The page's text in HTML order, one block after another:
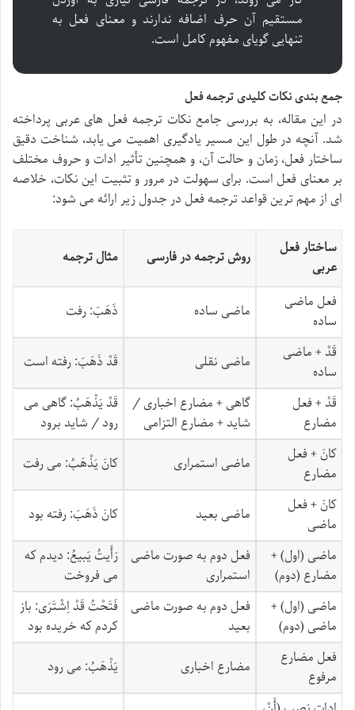
مستقیم آن حرف اضافه ندارند و معنای فعل به
تنهایی گویای مفهوم کامل است.
جمع بندی نکات کلیدی ترجمه فعل
در این مقاله، به بررسی جامع نکات ترجمه فعل های عربی پرداخته
شد. آنچه در طول این مسیر یادگیری اهمیت می یابد، شناخت دقیق
ساختار فعل، زمان و حالت آن، و همچنین تأثیر ادات و حروف مختلف
بر معنای فعل است. برای سهولت در مرور و تثبیت این نکات، خلاصه
ای از مهم ترین قواعد ترجمه فعل در جدول زیر ارائه می شود:
ساختار فعل
عربی
روش ترجمه در فارسی مثال ترجمه
فعل ماضی
ساده
ماضی ساده ذَهَبَ: رفت
قَدْ+ ماضی
ساده
ماضی نقلی قَدْ ذَهَبَ: رفته است
قَدْ+ فعل
مضارع
گاهی + مضارع اخباری /
شاید + مضارع التزامی
قَدْ یَذْهَبُ: گاهی می
رود / شاید برود
کانَ+ فعل
مضارع
ماضی استمراری کانَ یَذْهَبُ: می رفت
کانَ+ فعل
ماضی
ماضی بعید کانَ ذَهَبَ: رفته بود
ماضی (اول) +
مضارع (دوم)
فعل دوم به صورت ماضی
استمراری
رَأَیتُ یَبیعُ: دیدم که
می فروخت
ماضی (اول) +
ماضی (دوم)
فعل دوم به صورت ماضی
بعید
فَتَحْتُ قَدْ اِشْتَرَی: باز
کردم که خریده بود
فعل مضارع
مرفوع
مضارع اخباری یَذْهَبُ: می رود